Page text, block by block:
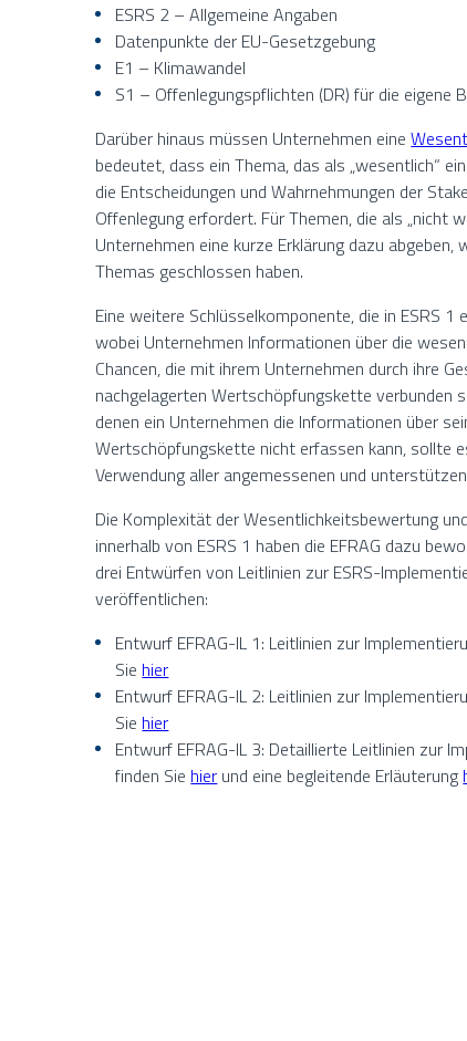
ESRS 2 – Allgemeine Angaben
Datenpunkte der EU-Gesetzgebung
E1 – Klimawandel
S1 – Offenlegungspflichten (DR) für die eigene
Darüber hinaus müssen Unternehmen eine
bedeutet, dass ein Thema, das als „wesentlich“
die Entscheidungen und Wahrnehmungen der
Offenlegung erfordert. Für Themen, die als „nicht
Unternehmen eine kurze Erklärung dazu
Themas geschlossen haben.
Eine weitere Schlüsselkomponente, die in ESRS
wobei Unternehmen Informationen über die
Chancen, die mit ihrem Unternehmen durch ihre
nachgelagerten Wertschöpfungskette verbunden
denen ein Unternehmen die Informationen über
Wertschöpfungskette nicht erfassen kann, sollte
Verwendung aller angemessenen und
Die Komplexität der Wesentlichkeitsbewertung
innerhalb von ESRS 1 haben die EFRAG dazu
drei Entwürfen von Leitlinien zur ESRS-
veröffentlichen:
Entwurf EFRAG-IL 1: Leitlinien zur
Sie hier
Entwurf EFRAG-IL 2: Leitlinien zur
Sie hier
Entwurf EFRAG-IL 3: Detaillierte Leitlinien zur
finden Sie hier und eine begleitende Erläuterung